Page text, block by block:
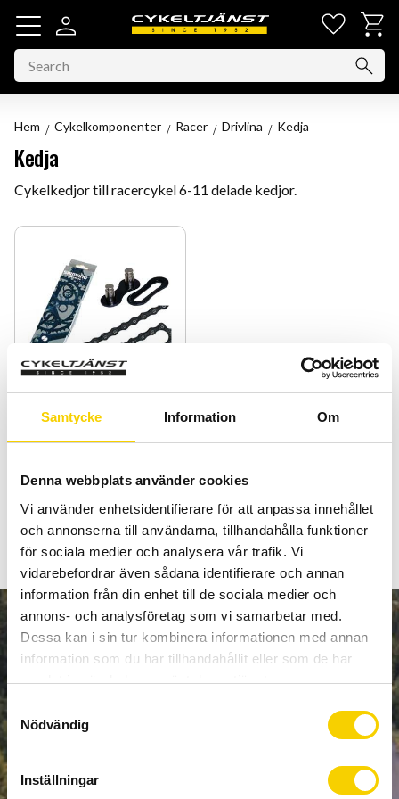
Samtycke Information Om
Denna webbplats använder cookies
Vi använder enhetsidentifierare för att anpassa innehållet
och annonserna till användarna, tillhandahålla funktioner
för sociala medier och analysera vår trafik. Vi
vidarebefordrar även sådana identifierare och annan
information från din enhet till de sociala medier och
annons- och analysföretag som vi samarbetar med.
Dessa kan i sin tur kombinera informationen med annan
information som du har tillhandahållit eller som de har
samlat in när du har använt deras tjänster.
t
y
Nödvändig
Inställningar
Menu
Basket
Hem Cykelkomponenter Racer Drivlina Kedja
Kedja
Cykelkedjor till racercykel 6-11 delade kedjor.
Shimano HG-40 kedja
189
Add to favorites
BUY
NEWSLETTER
Your personal information is processed in accordance with our